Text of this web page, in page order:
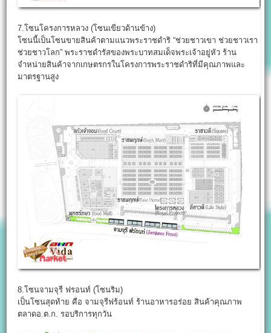
7.โซนโครงการหลวง (โซนเขียวด้านข้าง)
โซนนี้เป็นโซนขายสินค้าตามแนวพระราชดำริ “ช่วยชาวเขา ช่วยชาวเรา
ช่วยชาวโลก” พระราชดำรัสของพระบาทสมเด็จพระเจ้าอยู่หัว ร้าน
จำหน่ายสินค้าจากเกษตรกรในโครงการพระราชดำริที่มีคุณภาพและ
มาตรฐานสูง
8.โซนจามจุรี ฟรอนท์ (โซนริม)
เป็นโซนสุดท้าย คือ จามจุรีฟร้อนท์ ร้านอาหารอร่อย สินค้าคุณภาพ
ตลาดอ.ต.ก. รอบริการทุกวัน